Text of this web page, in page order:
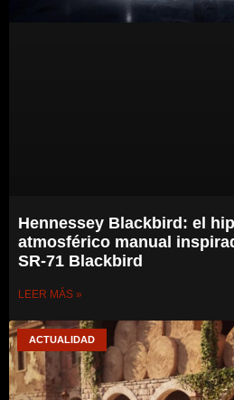
Hennessey Blackbird: el
atmosférico manual
SR-71 Blackbird
LEER MÁS »
ACTUALIDAD